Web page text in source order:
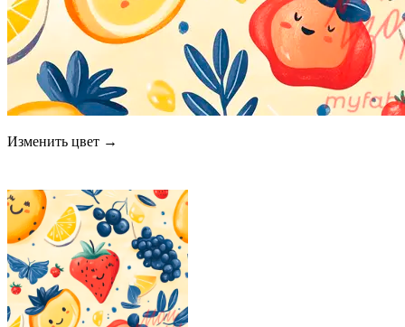
Изменить цвет →